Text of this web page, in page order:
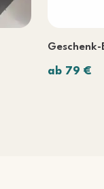
Geschenk-
ab 79 €